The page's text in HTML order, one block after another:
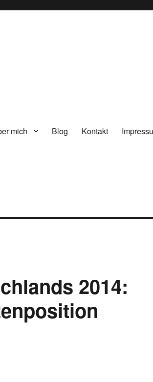
mich Blog Kontakt
2014: